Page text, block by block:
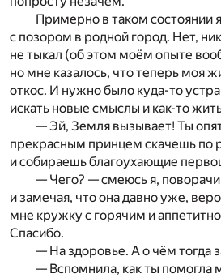
Примерно в таком состоянии
с позором в родной город. Нет,
не тыкал (об этом моём опыте
но мне казалось, что теперь моя
откос. И нужно было куда-то
искать новые смыслы и как-то
— Эй, Земля вызывает! Ты
прекрасным принцем скачешь по
и собираешь благоухающие
— Чего? — смеюсь я,
и замечая, что она давно уже,
мне кружку с горячим и
Спасибо.
— На здоровье. А о чём тогда
— Вспомнила, как ты помогла